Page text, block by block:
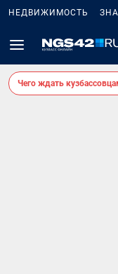
НЕДВИЖИМОСТЬ
Чего ждать